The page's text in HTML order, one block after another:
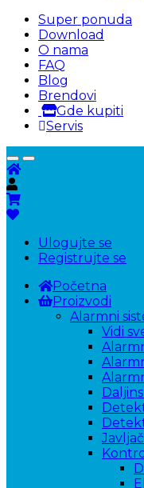
Super ponuda
Download
O nama
FAQ
Blog
Brendovi
Gde kupiti
Servis
Ulogujte se
Registrujte se
Početna
Proizvodi
Alarmni
Vidi